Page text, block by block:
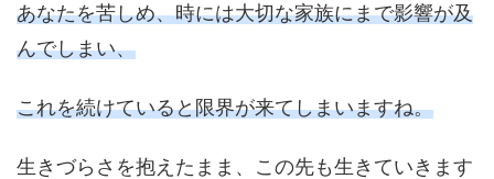
あなたを苦しめ、時には大切な家族にまで影響が及
んでしまい、
これを続けていると限界が来てしまいますね。
生きづらさを抱えたまま、この先も生きていきます